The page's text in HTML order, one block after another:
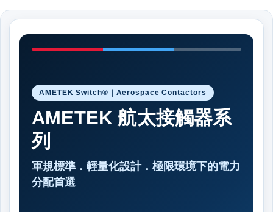
AMETEK Switch®｜Aerospace Contactors
AMETEK 航太接觸器系
列
軍規標準．輕量化設計．極限環境下的電力
分配首選